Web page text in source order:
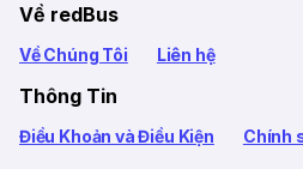
Về redBus
Về Chúng Tôi Liên hệ
Thông Tin
Điều Khoản và Điều Kiện Chính